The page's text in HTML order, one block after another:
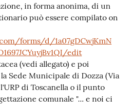
in forma anonima, di un
può essere compilato on
forms/d/1a07gDCwjKmN
edit
(vedi allegato) e poi
Sede Municipale di Dozza (Via
di Toscanella o il punto
comunale "... e noi ci